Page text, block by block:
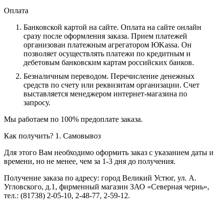
Оплата
Банковской картой на сайте. Оплата на сайте онлайн
сразу после оформления заказа. Прием платежей
организован платежным агрегатором ЮKassa. Он
позволяет осуществлять платежи по кредитным и
дебетовым банковским картам российских банков.
Безналичным переводом. Перечисление денежных
средств по счету или реквизитам организации. Счет
выставляется менеджером интернет-магазина по
запросу.
Мы работаем по 100% предоплате заказа.
Как получить? 1. Самовывоз
Для этого Вам необходимо оформить заказ с указанием даты и
времени, но не менее, чем за 1-3 дня до получения.
Получение заказа по адресу: город Великий Устюг, ул. А.
Угловского, д.1, фирменный магазин ЗАО «Северная чернь»,
тел.: (81738) 2-05-10, 2-48-77, 2-59-12.